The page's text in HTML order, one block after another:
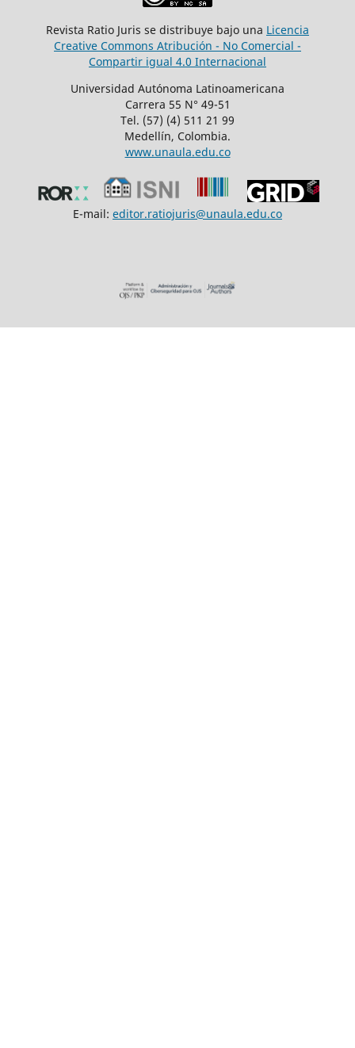
Revista Ratio Juris se distribuye bajo una Licencia
Creative Commons Atribución - No Comercial -
Compartir igual 4.0 Internacional
Universidad Autónoma Latinoamericana
Carrera 55 N° 49-51
Tel. (57) (4) 511 21 99
Medellín, Colombia.
www.unaula.edu.co
E-mail: editor.ratiojuris@unaula.edu.co